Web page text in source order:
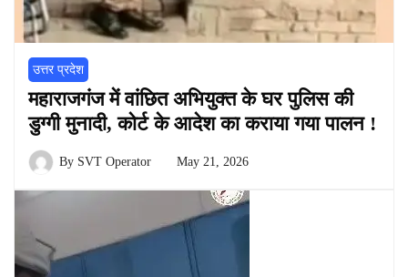
उत्तर प्रदेश
महाराजगंज में वांछित अभियुक्त के घर पुलिस की
डुग्गी मुनादी, कोर्ट के आदेश का कराया गया पालन !
By SVT Operator May 21, 2026